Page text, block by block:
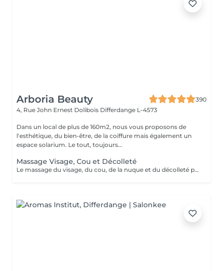
Arboria Beauty
390
4, Rue John Ernest Dolibois Differdange L-4573
Dans un local de plus de 160m2, nous vous proposons de
l'esthétique, du bien-être, de la coiffure mais également un
espace solarium. Le tout, toujours...
Massage Visage, Cou et Décolleté
Le massage du visage, du cou, de la nuque et du décolleté permet le relâchement des tensions accumulées ; il stimule la circulation sanguine et redonne à la peau l'éclat de la santé. Détendre les muscles faciaux aide à réduire l'impact des années. Des massages du visage réguliers contribuent à resserrer et à remonter les muscles. Dans le cou et la nuque se logent et s'accumulent des tensions qu'il faut détendre de façon régulière pour retrouver une bonne mobilité, une aisance. Ce massage procure une sensation durable de détente et de bien être.